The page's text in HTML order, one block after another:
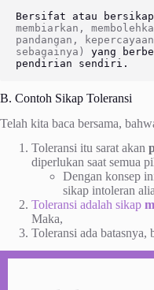
Bersifat atau bersikap
membiarkan,
pandangan,
sebagainya)
yang
pendirian sendiri.
B. Contoh Sikap Toleransi
Telah kita baca bersama,
Toleransi itu sarat akan
diperlukan saat semua
Dengan konsep
sikap intoleran
Toleransi adalah sikap
Maka,
Toleransi ada batasnya,